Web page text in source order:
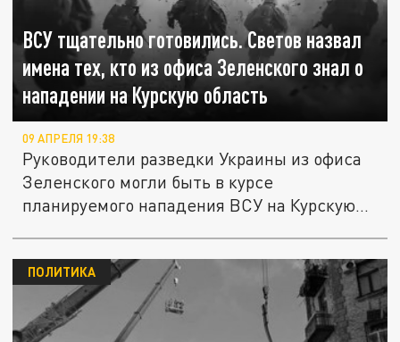
ВСУ тщательно готовились. Светов назвал
имена тех, кто из офиса Зеленского знал о
нападении на Курскую область
09 АПРЕЛЯ 19:38
Руководители разведки Украины из офиса
Зеленского могли быть в курсе
планируемого нападения ВСУ на Курскую...
ПОЛИТИКА